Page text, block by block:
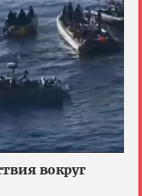
вокруг